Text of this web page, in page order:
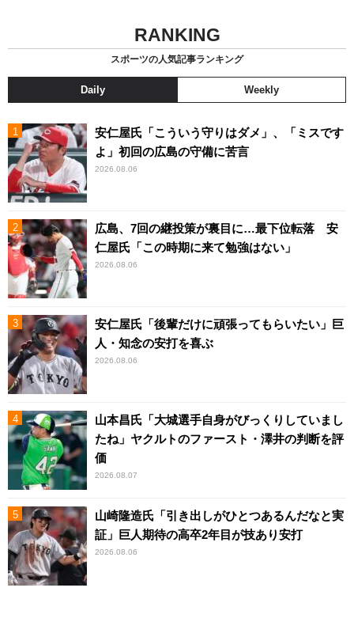
RANKING
スポーツの人気記事ランキング
Daily Weekly
安仁屋氏「こういう守りはダメ」、「ミスです
よ」初回の広島の守備に苦言
2026.08.06
広島、7回の継投策が裏目に…最下位転落 安
仁屋氏「この時期に来て勉強はない」
2026.08.06
安仁屋氏「後輩だけに頑張ってもらいたい」巨
人・知念の安打を喜ぶ
2026.08.06
山本昌氏「大城選手自身がびっくりしていまし
たね」ヤクルトのファースト・澤井の判断を評
価
2026.08.07
山崎隆造氏「引き出しがひとつあるんだなと実
証」巨人期待の高卒2年目が技あり安打
2026.08.06